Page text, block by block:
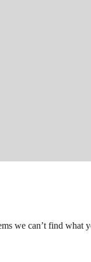
we can’t find what